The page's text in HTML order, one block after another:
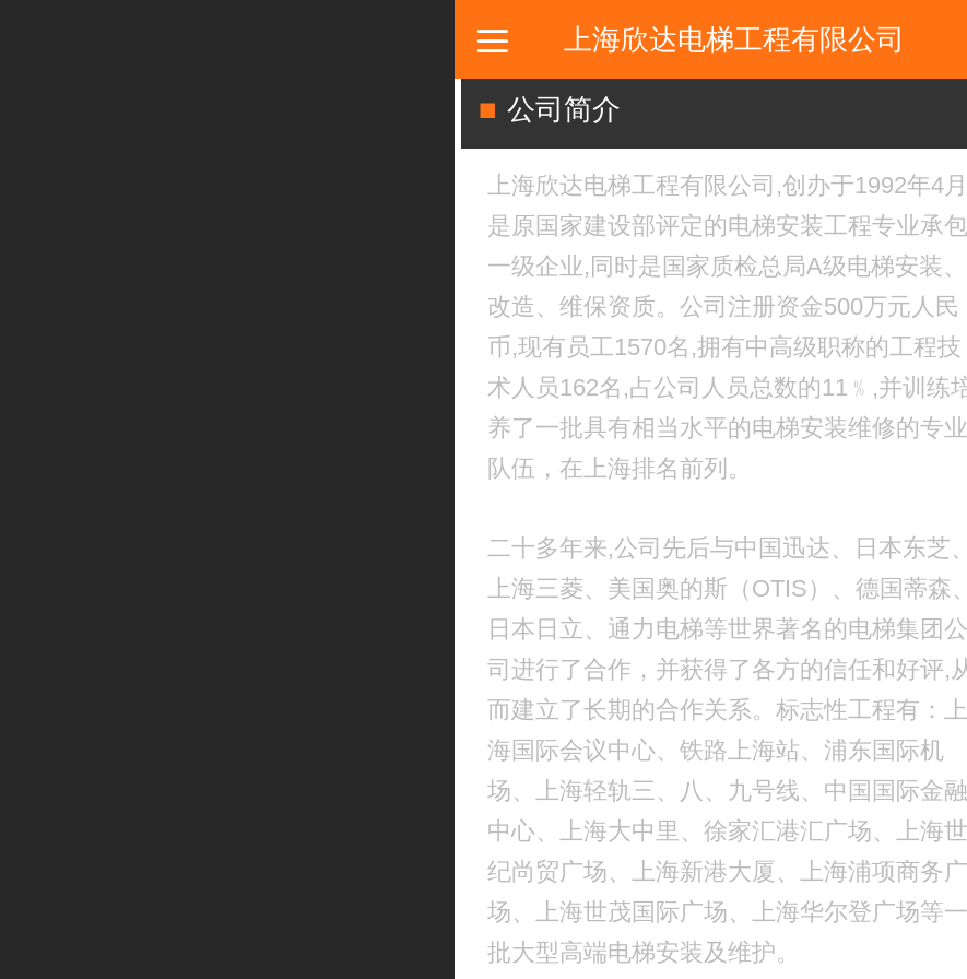
上海欣达电梯工程有限公司
公司简介
上海欣达电梯工程有限公司,创办于1992年4
是原国家建设部评定的电梯安装工程专业承包
一级企业,同时是国家质检总局A级电梯安装、
改造、维保资质。公司注册资金500万元人民
币,现有员工1570名,拥有中高级职称的工程技
术人员162名,占公司人员总数的11﹪,并训练
养了一批具有相当水平的电梯安装维修的专业
队伍，在上海排名前列。
二十多年来,公司先后与中国迅达、日本东芝、
上海三菱、美国奥的斯（OTIS）、德国蒂森、
日本日立、通力电梯等世界著名的电梯集团公
司进行了合作，并获得了各方的信任和好评,
而建立了长期的合作关系。标志性工程有：上
海国际会议中心、铁路上海站、浦东国际机
场、上海轻轨三、八、九号线、中国国际金融
中心、上海大中里、徐家汇港汇广场、上海世
纪尚贸广场、上海新港大厦、上海浦项商务广
场、上海世茂国际广场、上海华尔登广场等一
批大型高端电梯安装及维护。